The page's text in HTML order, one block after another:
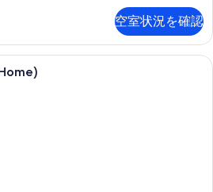
空室状況を確認